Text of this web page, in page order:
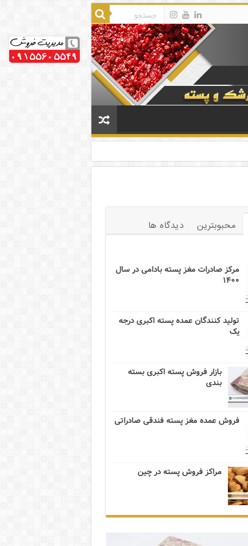
محبوبترین
دیدگاه ها
مرکز صادرات مغز پسته بادامی در سال
۱۴۰۰
تولید کنندگان عمده پسته اکبری درجه
یک
بازار فروش پسته اکبری بسته
بندی
فروش عمده مغز پسته فندقی صادراتی
مراکز فروش پسته در چین